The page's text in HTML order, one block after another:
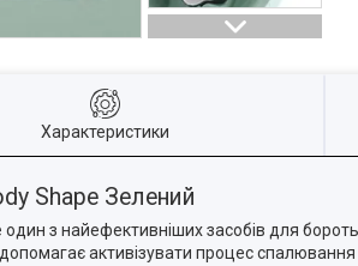
Характеристики
Shape Зелений
один з найефективніших засобів для
активізувати процес